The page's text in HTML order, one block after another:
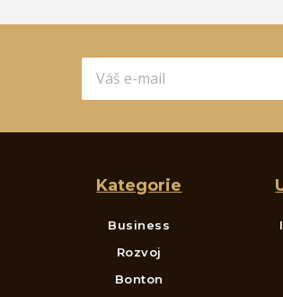
Kategorie
Business
Rozvoj
Bonton